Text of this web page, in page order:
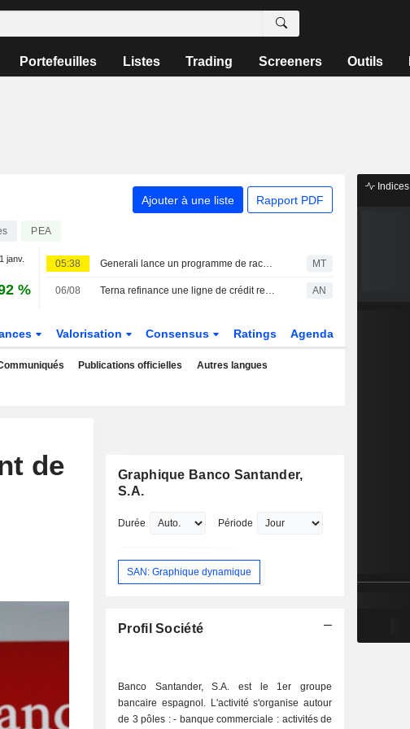
Portefeuilles Listes Trading Screeners Outils
Ajouter à une liste Rapport PDF
PEA
janv.
%
05:38 Generali lance un programme de rachat d'actions propres pouvant atteindre 500 millions d'euros MT
06/08 Terna refinance une ligne de crédit revolving liée aux critères ESG de 2,3 milliards d'euros AN
Valorisation Consensus Ratings Agenda
Publications officielles Autres langues
de
Graphique Banco Santander,
S.A.
Durée Période
SAN: Graphique dynamique
Profil Société
Banco Santander, S.A. est le 1er groupe
bancaire espagnol. L'activité s'organise autour
de 3 pôles : - banque commerciale : activités de
Indices